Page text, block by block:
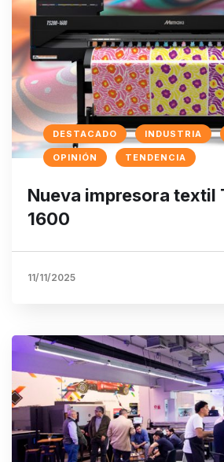
DESTACADO INDUSTRIA
OPINIÓN TENDENCIA
Nueva impresora textil
1600
11/11/2025